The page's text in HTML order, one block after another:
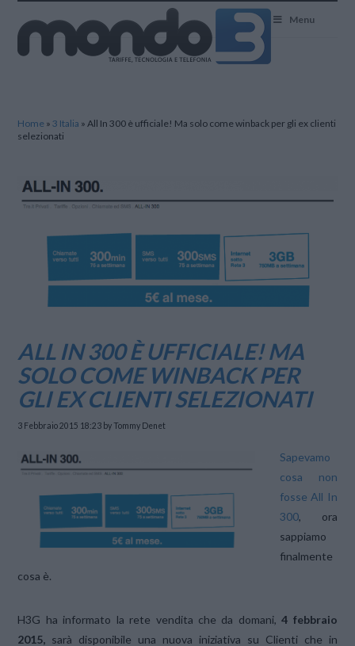
Menu
Home »3 Italia »All In 300 è ufficiale! Ma solo come winback per gli ex clienti
selezionati
ALL IN 300 È UFFICIALE! MA
SOLO COME WINBACK PER
GLI EX CLIENTI SELEZIONATI
3 Febbraio 2015 18:23 by Tommy Denet
Sapevamo
cosa non
fosse All In
300, ora
sappiamo
finalmente
cosa è.
H3G ha informato la rete vendita che da domani,4 febbraio
2015, sarà disponibile una nuova iniziativa su Clienti che in